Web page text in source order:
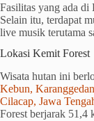
Fasilitas yang ada di
Selain itu, terdapat
live musik terutama
Lokasi Kemit Forest
Wisata hutan ini
Kebun,
Cilacap, Jawa
Forest berjarak 51,4